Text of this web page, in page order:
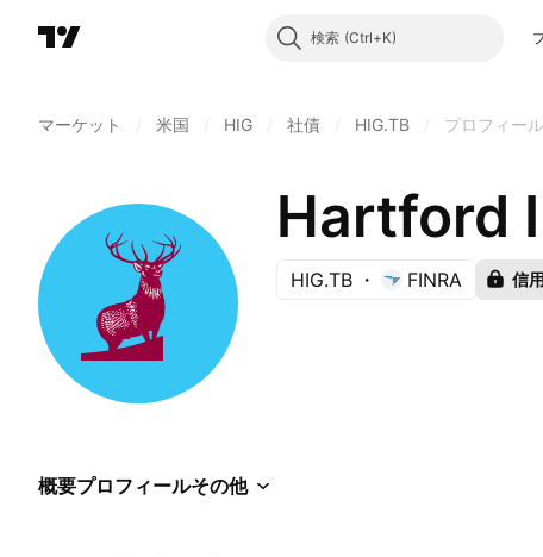
検索
マーケット 米国 HIG 社債 HIG.TB プロフィール
HIG.TB FINRA 信
概要プロフィールその他